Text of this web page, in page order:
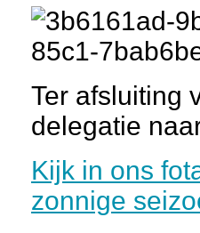
Ter afsluiting
delegatie
Kijk in ons
zonnige